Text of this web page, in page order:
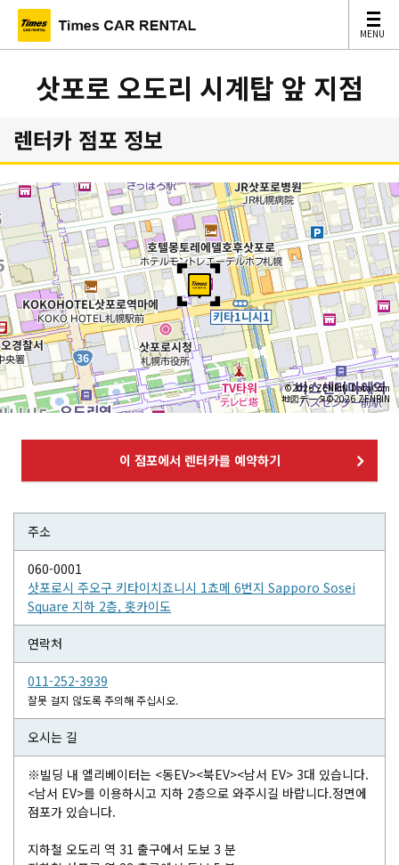
MENU
MENU
삿포로 오도리 시계탑 앞 지점
렌터카 점포 정보
©2026 ZENRIN DataCom
地図データ©2026 ZENRIN
이 점포에서 렌터카를 예약하기
주소
060-0001
삿포로시 주오구 키타이치죠니시 1쵸메 6번지 Sapporo Sosei
Square 지하 2층, 홋카이도
연락처
011-252-3939
잘못 걸지 않도록 주의해 주십시오.
오시는 길
※빌딩 내 엘리베이터는 <동EV><북EV><남서 EV> 3대 있습니다.
<남서 EV>를 이용하시고 지하 2층으로 와주시길 바랍니다.정면에
점포가 있습니다.
지하철 오도리 역 31 출구에서 도보 3 분